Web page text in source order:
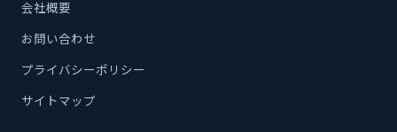
会社概要
お問い合わせ
プライバシーポリシー
サイトマップ